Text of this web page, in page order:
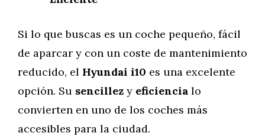
Si lo que buscas es un coche pequeño, fácil
de aparcar y con un coste de mantenimiento
reducido, el Hyundai i10 es una excelente
opción. Su sencillez y eficiencia lo
convierten en uno de los coches más
accesibles para la ciudad.